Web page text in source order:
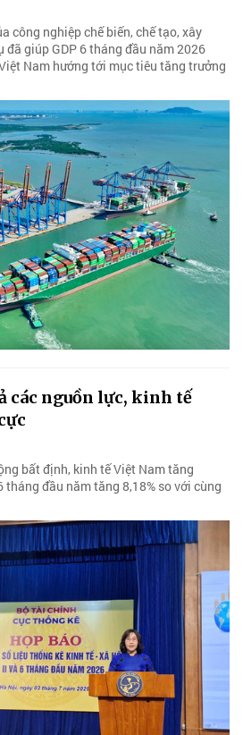
công nghiệp chế biến, chế tạo, xây
đã giúp GDP 6 tháng đầu năm 2026
Nam hướng tới mục tiêu tăng trưởng
các nguồn lực, kinh tế
bất định, kinh tế Việt Nam tăng
tháng đầu năm tăng 8,18% so với cùng